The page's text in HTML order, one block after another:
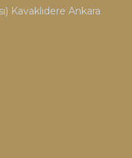
Kavaklıdere Ankara